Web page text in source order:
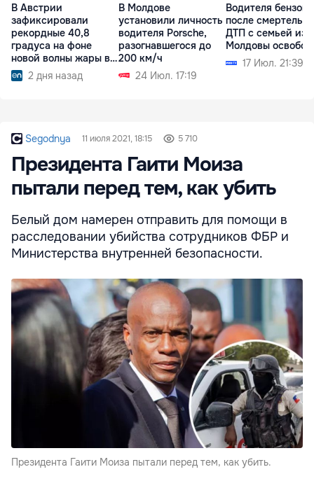
В Австрии
зафиксировали
рекордные 40,8
градуса на фоне
новой волны жары в
Европе2 дня назад
В Молдове
установили личность
водителя Porsche,
разогнавшегося до
200 км/ч
24 Июл. 17:19
Водителя
после
ДТП с семьей из
Молдовы
17 Июл. 21:39
Segodnya 11 июля 2021, 18:15 5 710
Президента Гаити Моиза
пытали перед тем, как убить
Белый дом намерен отправить для помощи в
расследовании убийства сотрудников ФБР и
Министерства внутренней безопасности.
Президента Гаити Моиза пытали перед тем, как убить.